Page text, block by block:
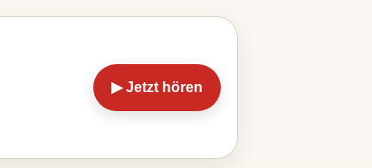
▶ Jetzt hören